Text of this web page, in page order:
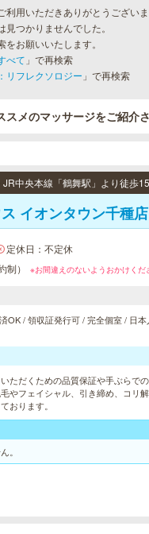
用いただきありがとうございま
つかりませんでした。
お願いいたします。
べて 」で再検索
フレクソロジー 」で再検索
メのマッサージをご紹介
中央本線「鶴舞駅」より徒歩
イオンタウン千種店
定休日：不定休
制） ※お間違えのないようおかけくだ
OK / 領収証発行可 / 完全個室 / 日本
ただくための品質保証や手ぶらで
やフェイシャル、引き締め、コリ
おります。
。